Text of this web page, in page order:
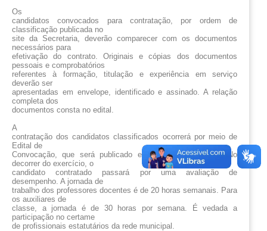
Os
candidatos convocados para contratação, por ordem de
classificação publicada no
site da Secretaria, deverão comparecer com os documentos
necessários para
efetivação do contrato. Originais e cópias dos documentos
pessoais e comprobatórios
referentes à formação, titulação e experiência em serviço
deverão ser
apresentadas em envelope, identificado e assinado. A relação
completa dos
documentos consta no edital.
A
contratação dos candidatos classificados ocorrerá por meio de
Edital de
Convocação, que será publicado em momento oportuno. No
decorrer do exercício, o
candidato contratado passará por uma avaliação de
desempenho. A jornada de
trabalho dos professores docentes é de 20 horas semanais. Para
os auxiliares de
classe, a jornada é de 30 horas por semana. É vedada a
participação no certame
de profissionais estatutários da rede municipal.